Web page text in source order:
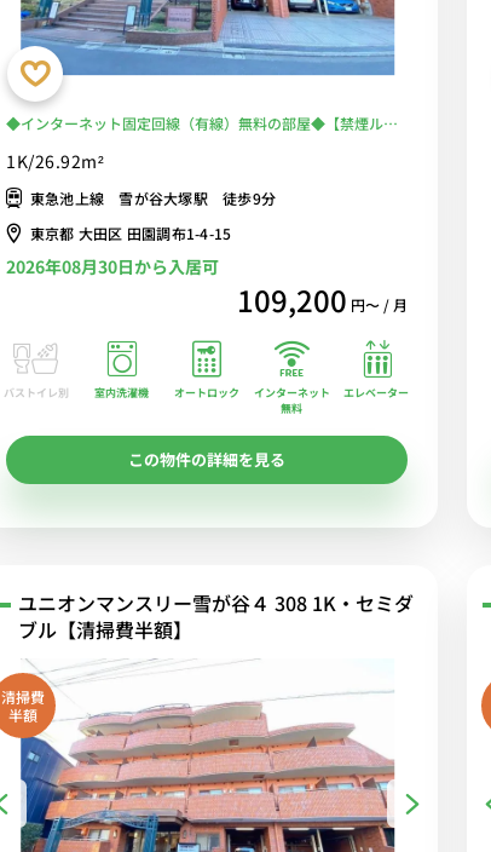
◆インターネット固定回線（有線）無料の部屋◆【禁煙ルー
濯機完備！ローテーブル・ソファ＆たっぷり収納2ドア冷蔵庫
など生活家電のあるお部屋
1K/26.92m²
東急池上線 雪が谷大塚駅 徒歩9分
東京都 大田区 田園調布1-4-15
2026年08月30日から入居可
109,200 円〜 / 月
バストイレ別 室内洗濯機 オートロック
インターネット
無料
エレベーター
この物件の詳細を見る
ユニオンマンスリー雪が谷４ 308 1K・セミダ
ブル【清掃費半額】
清掃費
半額